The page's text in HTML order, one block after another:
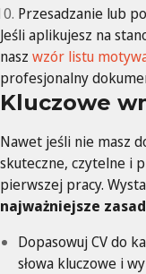
Przesadzanie lub
Jeśli aplikujesz na
nasz wzór listu
profesjonalny
Kluczowe
Nawet jeśli nie masz
skuteczne, czytelne i
pierwszej pracy.
najważniejsze
Dopasowuj CV do
słowa kluczowe i